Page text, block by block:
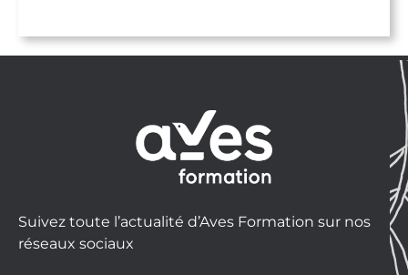
Suivez toute l’actualité d’Aves Formation sur nos
réseaux sociaux